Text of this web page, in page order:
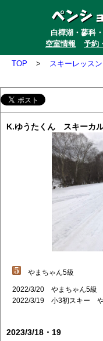
白樺湖・蓼科
空室情報
予約
TOP > スキーレッス
K.ゆうたくん スキーカ
やまちゃん5級
2022/3/20 やまちゃん5級
2022/3/19 小3初スキー
2023/3/18・19